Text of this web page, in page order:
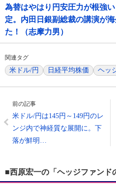
為替はやはり円安圧力が根強
定。内田日銀副総裁の講演が
た！（志摩力男）
関連タグ
米ドル/円 日経平均株価 ヘッ
前の記事
米ドル/円は145円～149円のレ
ンジ内で神経質な展開に。下
落が鮮明…
■西原宏一の「ヘッジファンド